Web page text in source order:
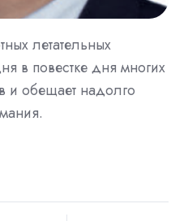
летательных
в повестке дня многих
и обещает надолго